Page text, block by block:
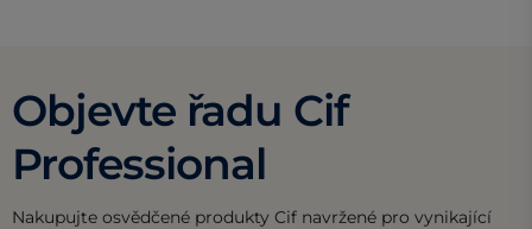
Objevte řadu Cif
Professional
Nakupujte osvědčené produkty Cif navržené pro vynikající